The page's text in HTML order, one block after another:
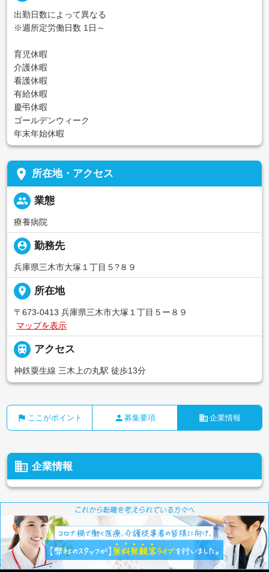
出勤日数によって異なる
※週所定労働日数 1日～
育児休暇
介護休暇
看護休暇
有給休暇
慶弔休暇
ゴールデンウィーク
年末年始休暇
place 所在地・アクセス
people 業態
療養病院
person_pin 勤務先
兵庫県三木市大塚１丁目５?８９
place 所在地
〒673-0413 兵庫県三木市大塚１丁目５ー８９
マップを表示
 アクセス
神鉄粟生線 三木上の丸駅 徒歩13分
flag ここがポイント person 募集要項 business 企業情報
business 企業情報